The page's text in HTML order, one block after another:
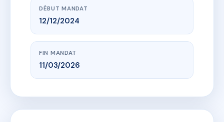
DÉBUT MANDAT
12/12/2024
FIN MANDAT
11/03/2026